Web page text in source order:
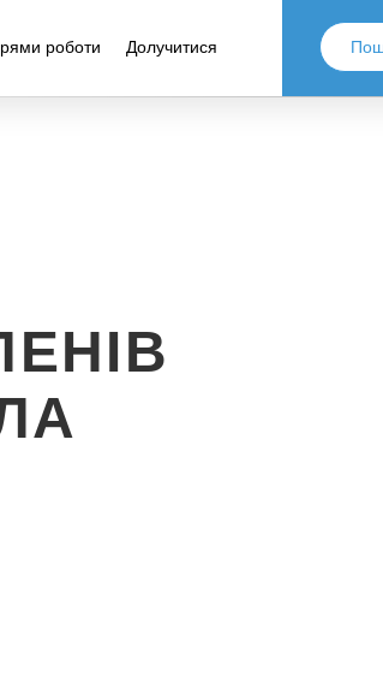
роботи Долучитися